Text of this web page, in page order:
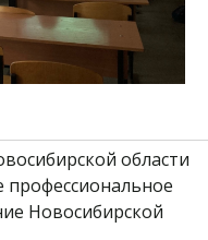
области
профессиональное
Новосибирской